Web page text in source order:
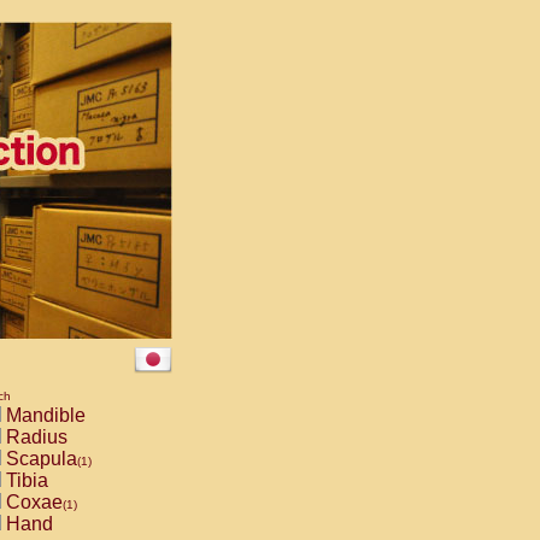
Mandible
Radius
Scapula(1)
Tibia
Coxae(1)
Hand